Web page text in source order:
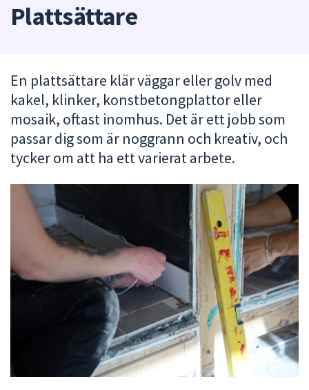
sökförslag
att
presenteras
under
fältet.
Använd
piltangenterna
för
att
navigera
mellan
sökförslagen
och
enter
för
att
välja
något
av
Plattsättare
En plattsättare klär väggar eller golv med
kakel, klinker, konstbetongplattor eller
mosaik, oftast inomhus. Det är ett jobb som
passar dig som är noggrann och kreativ, och
tycker om att ha ett varierat arbete.